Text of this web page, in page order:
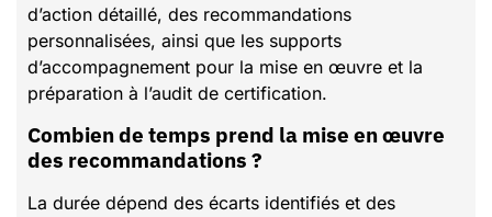
d’action détaillé, des recommandations
personnalisées, ainsi que les supports
d’accompagnement pour la mise en œuvre et la
préparation à l’audit de certification.
Combien de temps prend la mise en œuvre
des recommandations ?
La durée dépend des écarts identifiés et des